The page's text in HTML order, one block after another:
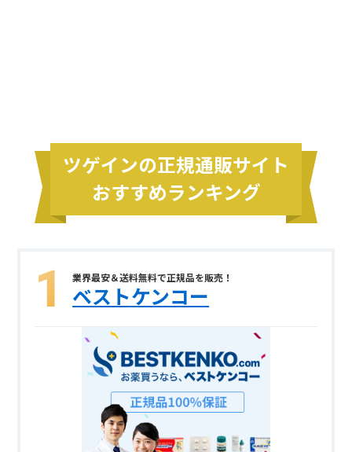
ツゲインの正規通販サイト
おすすめランキング
業界最安＆送料無料で正規品を販売！
ベストケンコー